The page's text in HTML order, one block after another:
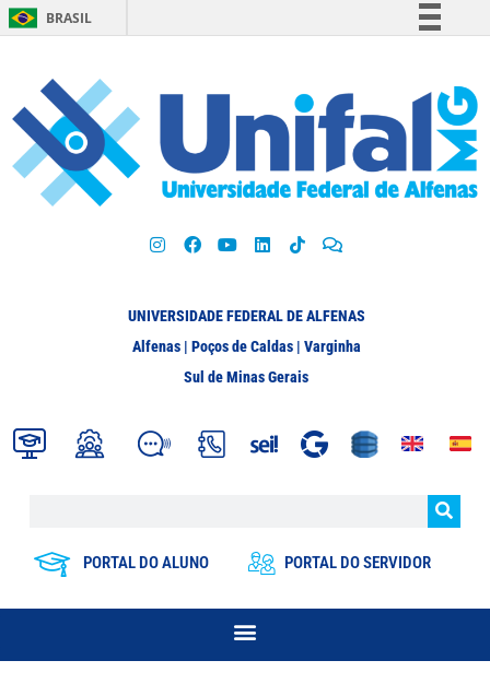
BRASIL
Participe
Acesso à informação
Legislação
UNIVERSIDADE FEDERAL DE ALFENAS
Alfenas | Poços de Caldas | Varginha
Sul de Minas Gerais
PORTAL DO ALUNO PORTAL DO SERVIDOR